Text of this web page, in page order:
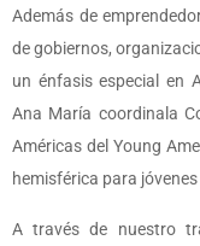
Además de
de gobiernos,
un énfasis especial en
Ana María coordinala
Américas del Young
hemisférica para
A través de nuestro